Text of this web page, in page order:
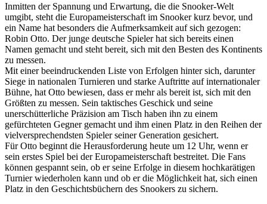
Inmitten der Spannung und Erwartung, die die Snooker-Welt
umgibt, steht die Europameisterschaft im Snooker kurz bevor, und
ein Name hat besonders die Aufmerksamkeit auf sich gezogen:
Robin Otto. Der junge deutsche Spieler hat sich bereits einen
Namen gemacht und steht bereit, sich mit den Besten des Kontinents
zu messen.
Mit einer beeindruckenden Liste von Erfolgen hinter sich, darunter
Siege in nationalen Turnieren und starke Auftritte auf internationaler
Bühne, hat Otto bewiesen, dass er mehr als bereit ist, sich mit den
Größten zu messen. Sein taktisches Geschick und seine
unerschütterliche Präzision am Tisch haben ihn zu einem
gefürchteten Gegner gemacht und ihm einen Platz in den Reihen der
vielversprechendsten Spieler seiner Generation gesichert.
Für Otto beginnt die Herausforderung heute um 12 Uhr, wenn er
sein erstes Spiel bei der Europameisterschaft bestreitet. Die Fans
können gespannt sein, ob er seine Erfolge in diesem hochkarätigen
Turnier wiederholen kann und ob er die Möglichkeit hat, sich einen
Platz in den Geschichtsbüchern des Snookers zu sichern.